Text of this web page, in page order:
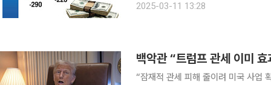
블룸버그통신에 따르면 일론 머스크
2025-03-11 13:28
백악관 “트럼프 관세 이미 효
“잠재적 관세 피해 줄이려 미국 사업